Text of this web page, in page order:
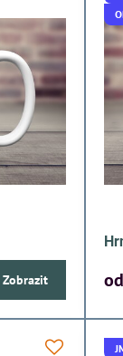
Zobrazit